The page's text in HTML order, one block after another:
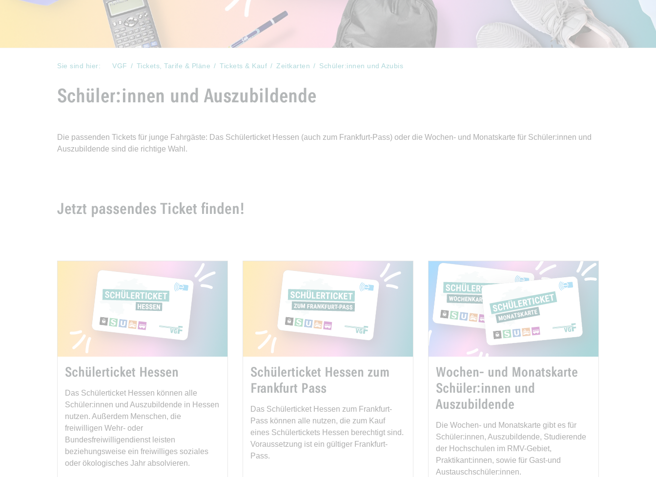
Sie sind hier: VGF Tickets, Tarife & Pläne Tickets & Kauf Zeitkarten Schüler:innen und Azubis
Schüler:innen und Auszubildende
Die passenden Tickets für junge Fahrgäste: Das Schülerticket Hessen (auch zum Frankfurt-Pass) oder die Wochen- und Monatskarte für Schüler:innen und
Auszubildende sind die richtige Wahl.
Jetzt passendes Ticket finden!
Schülerticket Hessen
Das Schülerticket Hessen können alle
Schüler:innen und Auszubildende in Hessen
nutzen. Außerdem Menschen, die
freiwilligen Wehr- oder
Bundesfreiwilligendienst leisten
beziehungsweise ein freiwilliges soziales
oder ökologisches Jahr absolvieren.
Schülerticket Hessen zum
Frankfurt Pass
Das Schülerticket Hessen zum Frankfurt-
Pass können alle nutzen, die zum Kauf
eines Schülertickets Hessen berechtigt sind.
Voraussetzung ist ein gültiger Frankfurt-
Pass.
Wochen- und Monatskarte
Schüler:innen und
Auszubildende
Die Wochen- und Monatskarte gibt es für
Schüler:innen, Auszubildende, Studierende
der Hochschulen im RMV-Gebiet,
Praktikant:innen, sowie für Gast-und
Austauschschüler:innen.